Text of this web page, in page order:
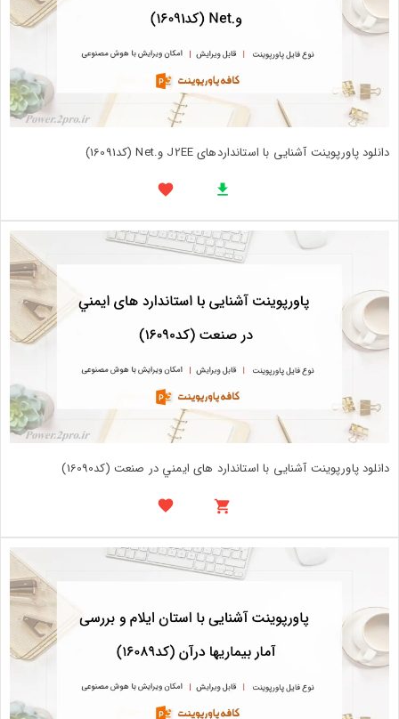
دانلود پاورپوینت آشنایی با استانداردهای J2EE و.Net (کد16091)
دانلود پاورپوینت آشنایی با استاندارد های ايمني در صنعت (کد16090)